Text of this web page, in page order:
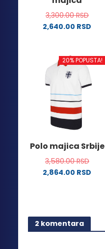
3,300.00RSD
2,640.00 RSD
ima
više
varijanti.
Opcije
mogu
biti
izabrane
stranici
proizvoda.
20% POPUSTA!
Polo majica Srbije
3,580.00RSD
2,864.00 RSD
više
varijanti.
2 komentara